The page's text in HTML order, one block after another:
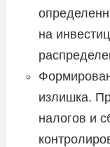
на
излишка.
налогов и